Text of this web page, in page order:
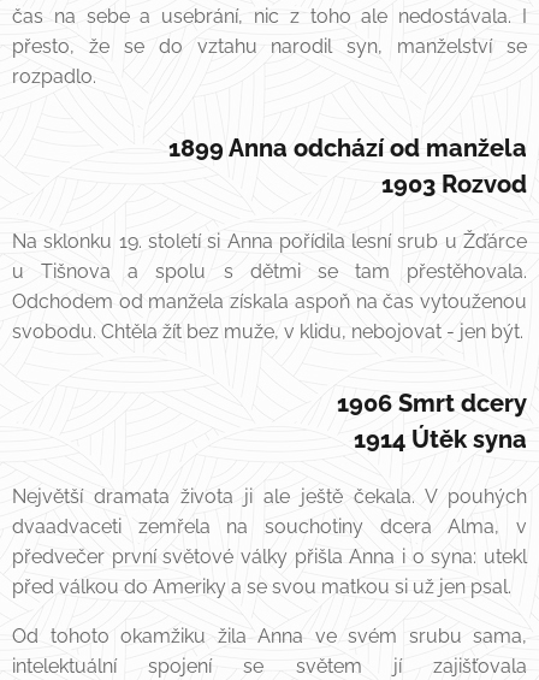
čas na sebe a usebrání, nic z toho ale nedostávala. I
přesto, že se do vztahu narodil syn, manželství se
rozpadlo.
1899 Anna odchází od manžela
1903 Rozvod
Na sklonku 19. století si Anna pořídila lesní srub u Žďárce
u Tišnova a spolu s dětmi se tam přestěhovala.
Odchodem od manžela získala aspoň na čas vytouženou
svobodu. Chtěla žít bez muže, v klidu, nebojovat - jen být.
1906 Smrt dcery
1914 Útěk syna
Největší dramata života ji ale ještě čekala. V pouhých
dvaadvaceti zemřela na souchotiny dcera Alma, v
předvečer první světové války přišla Anna i o syna: utekl
před válkou do Ameriky a se svou matkou si už jen psal.
Od tohoto okamžiku žila Anna ve svém srubu sama,
intelektuální spojení se světem jí zajišťovala